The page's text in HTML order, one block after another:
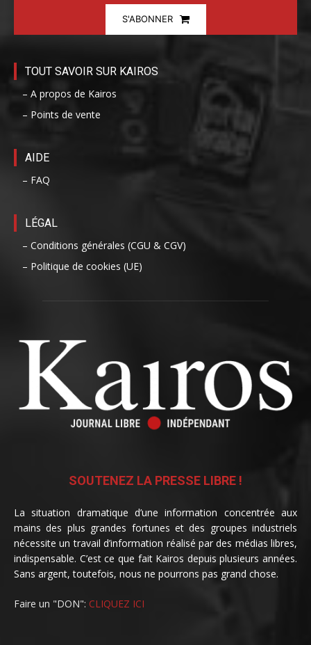
S'ABONNER
TOUT SAVOIR SUR KAIROS
– A propos de Kairos
– Points de vente
AIDE
– FAQ
LÉGAL
– Conditions générales (CGU & CGV)
– Politique de cookies (UE)
SOUTENEZ LA PRESSE LIBRE !
La situation dramatique d’une information concentrée aux
mains des plus grandes fortunes et des groupes industriels
nécessite un travail d’information réalisé par des médias libres,
indispensable. C’est ce que fait Kairos depuis plusieurs années.
Sans argent, toutefois, nous ne pourrons pas grand chose.
Faire un "DON": CLIQUEZ ICI